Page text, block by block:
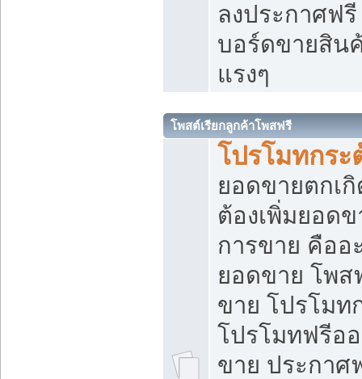
ลงประกาศฟรี
บอร์ดขายสิน
แรงๆ
โพสต์เรียกลูกค้าโพสฟรี
โปรโมทกร
ยอดขายตกเ
ต้องเพิ่มยอด
การขาย คืออ
ยอดขาย โพส
ขาย โปรโมท
โปรโมทฟรีอ
ขาย ประกาศ